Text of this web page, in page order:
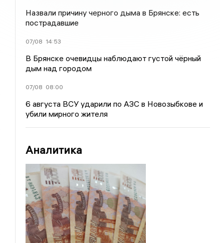
Назвали причину черного дыма в Брянске: есть
пострадавшие
07/08 14:53
В Брянске очевидцы наблюдают густой чёрный
дым над городом
07/08 08:00
6 августа ВСУ ударили по АЗС в Новозыбкове и
убили мирного жителя
Аналитика